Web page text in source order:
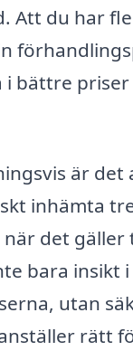
Att du har
i bättre
är det
inhämta
det gäller
bara insikt i
utan
rätt